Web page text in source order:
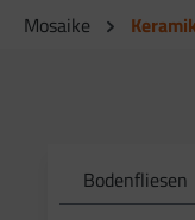
Mosaike
Bodenfliesen